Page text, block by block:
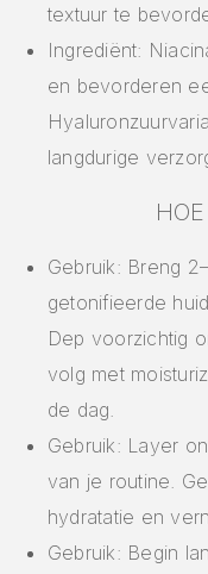
textuur te
Ingrediënt:
en bevorderen
langdurige
Gebruik: Breng
getonifieerde
Dep voorzichtig
volg met
de dag.
Gebruik: Layer
van je routine.
hydratatie en
Gebruik: Begin